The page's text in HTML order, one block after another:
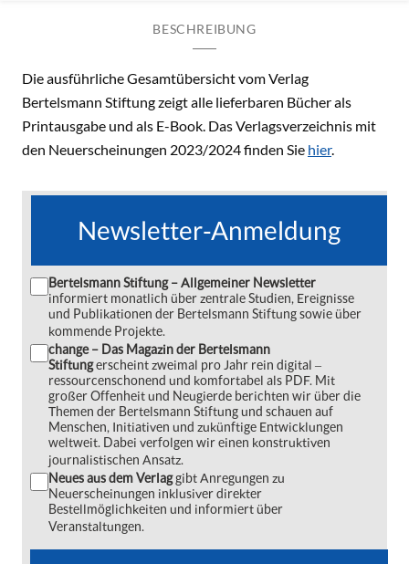
BESCHREIBUNG
Die ausführliche Gesamtübersicht vom Verlag
Bertelsmann Stiftung zeigt alle lieferbaren Bücher als
Printausgabe und als E-Book. Das Verlagsverzeichnis mit
den Neuerscheinungen 2023/2024 finden Sie hier.
Newsletter-Anmeldung
Bertelsmann Stiftung – Allgemeiner Newsletter
informiert monatlich über zentrale Studien, Ereignisse
und Publikationen der Bertelsmann Stiftung sowie über
kommende Projekte.
change – Das Magazin der Bertelsmann
Stiftungerscheint zweimal pro Jahr rein digital ‒
ressourcenschonend und komfortabel als PDF. Mit
großer Offenheit und Neugierde berichten wir über die
Themen der Bertelsmann Stiftung und schauen auf
Menschen, Initiativen und zukünftige Entwicklungen
weltweit. Dabei verfolgen wir einen konstruktiven
journalistischen Ansatz.
Neues aus dem Verlaggibt Anregungen zu
Neuerscheinungen inklusiver direkter
Bestellmöglichkeiten und informiert über
Veranstaltungen.